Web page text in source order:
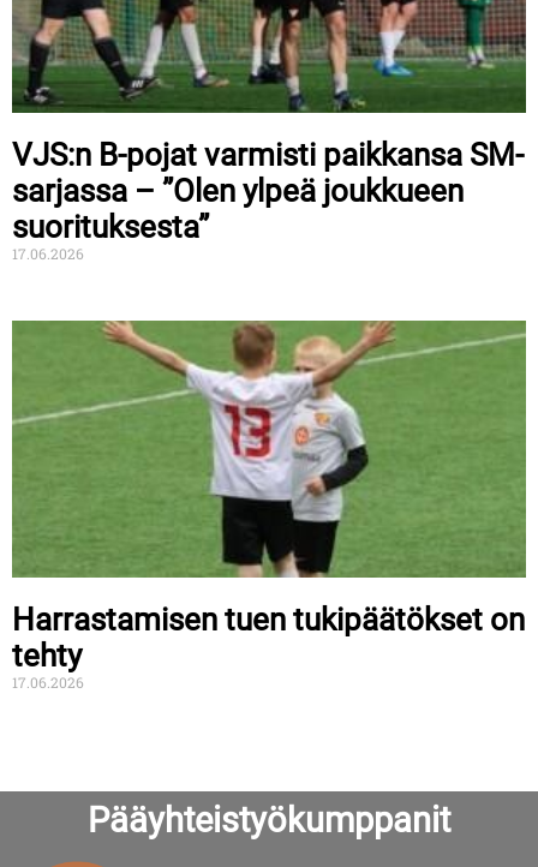
VJS:n B-pojat varmisti paikkansa SM-
sarjassa – ”Olen ylpeä joukkueen
suorituksesta”
17.06.2026
Harrastamisen tuen tukipäätökset on
tehty
17.06.2026
Pääyhteistyökumppanit